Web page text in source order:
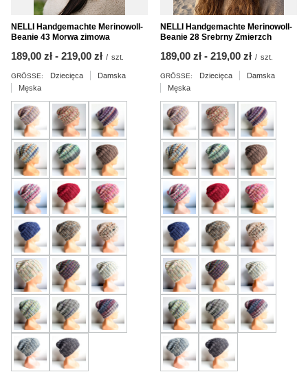
NELLI Handgemachte Merinowoll-
Beanie 43 Morwa zimowa
ab
189,00 zł - bis
219,00 zł / szt.
GRÖSSE: Dziecięca
Damska
Męska
NELLI Handgemachte Merinowoll-
Beanie 28 Srebrny Zmierzch
ab
189,00 zł - bis
219,00 zł / szt.
GRÖSSE: Dziecięca
Damska
Męska